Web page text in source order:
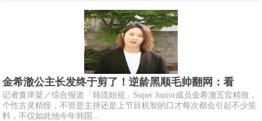
金希澈公主长发终于剪了！逆龄黑顺毛帅翻网：看
记者黄庠棻／综合报道「韩流始祖」Super Junior成员金希澈五官精致，
个性古灵精怪，不管是主持还是上节目机智的口才每次都会引起不少笑
料，不仅如此他今年韩国...